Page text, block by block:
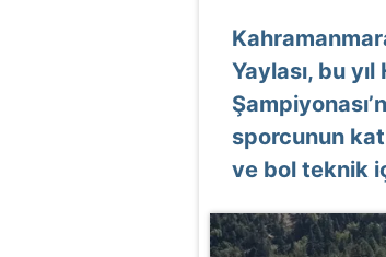
Yaylası, bu
sporcunun
ve bol teknik